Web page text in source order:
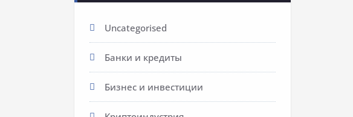
Uncategorised
Банки и кредиты
Бизнес и инвестиции